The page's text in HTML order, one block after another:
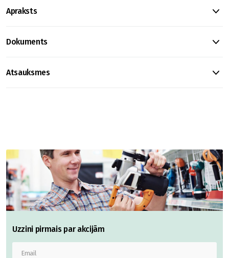
Apraksts
Dokuments
Atsauksmes
Uzzini pirmais par akcijām